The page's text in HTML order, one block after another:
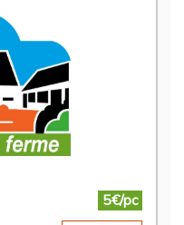
5€/pc